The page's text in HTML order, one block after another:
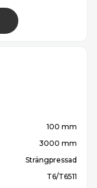
100 mm
3000 mm
Strängpressad
T6/T6511